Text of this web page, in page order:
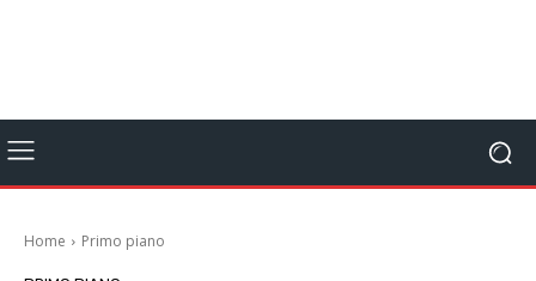
Home Primo piano